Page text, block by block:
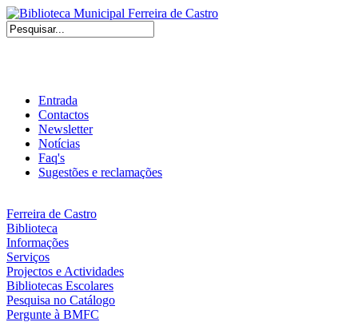
Entrada
Contactos
Newsletter
Notícias
Faq's
Sugestões e reclamações
Ferreira de Castro
Biblioteca
Informações
Serviços
Projectos e Actividades
Bibliotecas Escolares
Pesquisa no Catálogo
Pergunte à BMFC